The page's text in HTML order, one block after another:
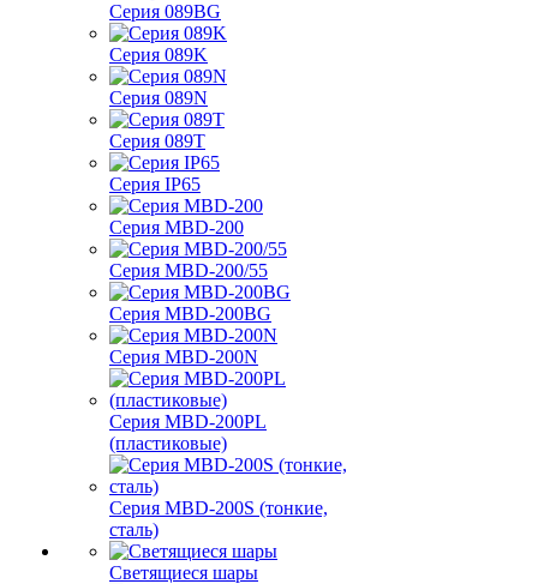
Серия 089BG
Серия 089K
Серия 089N
Серия 089T
Серия IP65
Серия MBD-200
Серия MBD-200/55
Серия MBD-200BG
Серия MBD-200N
Серия MBD-200PL
(пластиковые)
Серия MBD-200S (тонкие,
сталь)
Светящиеся шары